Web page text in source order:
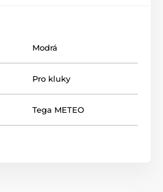
s certifikátem TÜV Rheinland
Modrá
Pro kluky
Tega METEO